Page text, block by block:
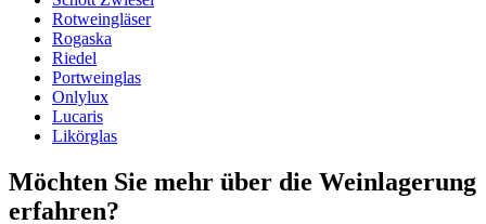
Status When Soldout
Rotweingläser
Rogaska
Riedel
Portweinglas
Onlylux
Lucaris
Likörglas
Möchten Sie mehr über die Weinlagerung
erfahren?